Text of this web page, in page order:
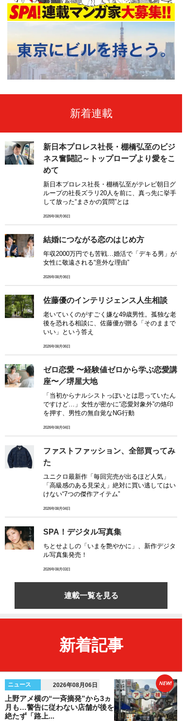
新着連載
新日本プロレス社長・棚橋弘至のビジ
ネス奮闘記～トップロープより愛をこ
めて
新日本プロレス社長・棚橋弘至がテレビ朝日グ
ループの社長ズラリ20人を前に、真っ先に挙手
して放った“まさかの質問”とは
2026年08月06日
結婚につながる恋のはじめ方
年収2000万円でも苦戦…婚活で「デキる男」が
女性に敬遠される“意外な理由”
2026年08月06日
佐藤優のインテリジェンス人生相談
老いていくのがすごく嫌な49歳男性。孤独な老
後を恐れる相談に、佐藤優が贈る「そのままで
いい」という答え
2026年08月06日
ゼロ恋愛 〜経験値ゼロから学ぶ恋愛講
座〜／堺屋大地
「当初からナルシストっぽいとは思っていたん
ですけど…」女性が密かに“恋愛対象外”の烙印
を押す、男性の無自覚なNG行動
2026年08月04日
ファストファッション、全部買ってみ
た
ユニクロ最新作「毎回完売が出るほど人気」
「高級感のある見栄え」絶対に買い逃してはい
けない“7つの傑作アイテム”
2026年08月04日
SPA！デジタル写真集
ちとせよしの「いまを艶やかに」、新作デジタ
ル写真集発売！
2026年08月03日
連載一覧を見る
新着記事
ニュース 2026年08月06日
上野アメ横の“一斉摘発”から3ヵ
月も…警告に従わない店舗が後を
絶たず「路上...
NEW!